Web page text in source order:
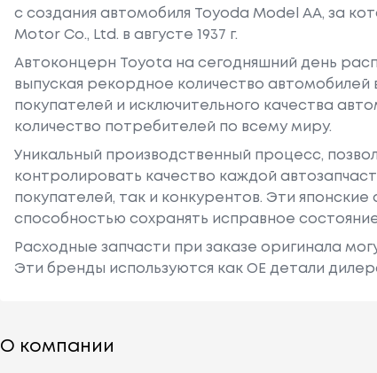
с создания автомобиля Toyoda Model AA, за
Motor Co., Ltd. в августе 1937 г.
Автоконцерн Toyota на сегодняшний день
выпуская рекордное количество
покупателей и исключительного качества
количество потребителей по всему миру.
Уникальный производственный процесс,
контролировать качество каждой
покупателей, так и конкурентов. Эти
способностью сохранять исправное
Расходные запчасти при заказе оригинала
Эти бренды используются как ОЕ детали
О компании